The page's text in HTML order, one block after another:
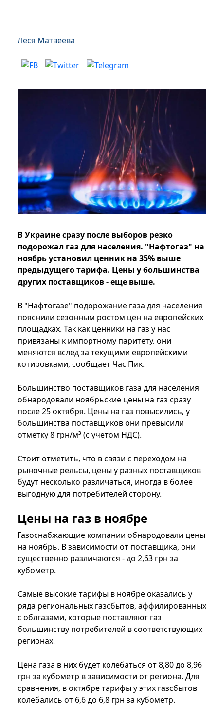
Леся Матвеева
В Украине сразу после выборов резко
подорожал газ для населения. "Нафтогаз" на
ноябрь установил ценник на 35% выше
предыдущего тарифа. Цены у большинства
других поставщиков - еще выше.
В "Нафтогазе" подорожание газа для населения
пояснили сезонным ростом цен на европейских
площадках. Так как ценники на газ у нас
привязаны к импортному паритету, они
меняются вслед за текущими европейскими
котировками, сообщает Час Пик.
Большинство поставщиков газа для населения
обнародовали ноябрьские цены на газ сразу
после 25 октября. Цены на газ повысились, у
большинства поставщиков они превысили
отметку 8 грн/м³ (с учетом НДС).
Стоит отметить, что в связи с переходом на
рыночные рельсы, цены у разных поставщиков
будут несколько различаться, иногда в более
выгодную для потребителей сторону.
Цены на газ в ноябре
Газоснабжающие компании обнародовали цены
на ноябрь. В зависимости от поставщика, они
существенно различаются - до 2,63 грн за
кубометр.
Самые высокие тарифы в ноябре оказались у
ряда региональных газсбытов, аффилированных
с облгазами, которые поставляют газ
большинству потребителей в соответствующих
регионах.
Цена газа в них будет колебаться от 8,80 до 8,96
грн за кубометр в зависимости от региона. Для
сравнения, в октябре тарифы у этих газсбытов
колебались от 6,6 до 6,8 грн за кубометр.